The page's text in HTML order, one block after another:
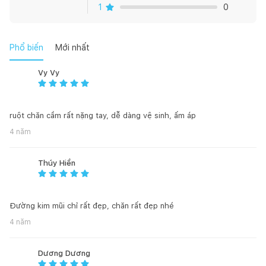
đông nhưng không gây cảm giác bí bách, ngột ngạt? Chăn
Điều hòa nhiệt độ: Chăn rất thích hợp để giữ ấm vào những
ngày thời tiết rét đậm như ở miền Bắc. Tuy nhiên, đừng nghĩ
chăn giúp giữ ấm trong mùa đông đồng nghĩa với việc không
hút ẩm tốt nên bạn sẽ không cảm thấy bí bách và ngột ngạt
một giấc ngủ ngon để sẵn sàng đón chào ngày mới
trình tuyển chọn và xử lý kỹ càng, tiệt trùng vi khuẩn tối đa
ứng
Độ bền cao: Sản phẩm có độ bền cao, tạo nhiều lợi ích kinh tế
1 0
Phổ biến Mới nhất
Vy Vy
ruột chăn cầm rất nặng tay, dễ dàng vệ sinh, ấm áp
4 năm
Thúy Hiền
Đường kim mũi chỉ rất đẹp, chăn rất đẹp nhé
4 năm
Dương Dương